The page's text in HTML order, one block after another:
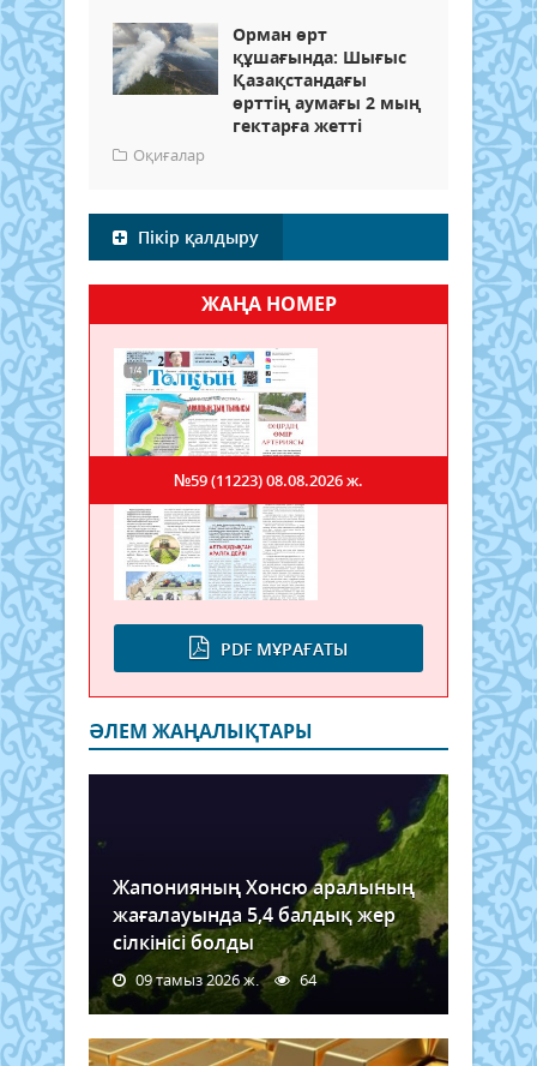
Орман өрт
құшағында: Шығыс
Қазақстандағы
өрттің аумағы 2 мың
гектарға жетті
Оқиғалар
Пікір қалдыру
ЖАҢА НОМЕР
PDF МҰРАҒАТЫ
№59 (11223)08.08.2026 ж.
ӘЛЕМ ЖАҢАЛЫҚТАРЫ
Жапонияның Хонсю аралының
жағалауында 5,4 балдық жер
сілкінісі болды
09 тамыз 2026 ж. 64